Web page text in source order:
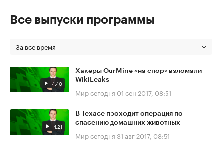
Все выпуски программы
За все время
4:40
Хакеры OurMine «на спор» взломали
WikiLeaks
Мир сегодня 01 сен 2017, 08:51
4:21
В Техасе проходит операция по
спасению домашних животных
Мир сегодня 31 авг 2017, 08:51